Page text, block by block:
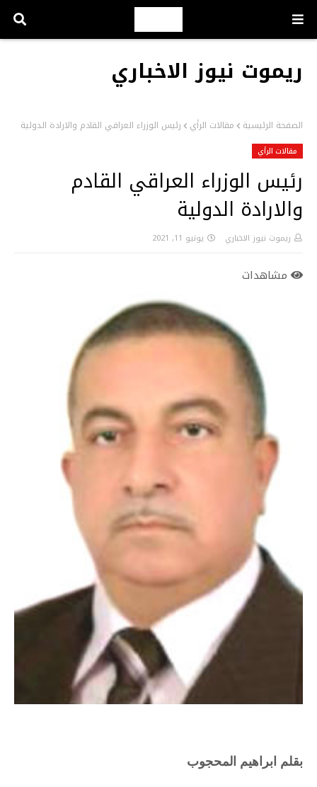
ريموت نيوز الاخباري
الصفحة الرئيسية مقالات الرأي رئيس الوزراء العراقي القادم والارادة الدولية
مقالات الرأي
رئيس الوزراء العراقي القادم
والارادة الدولية
ريموت نيوز الاخباري يونيو 11, 2021
مشاهدات
بقلم ابراهيم المحجوب